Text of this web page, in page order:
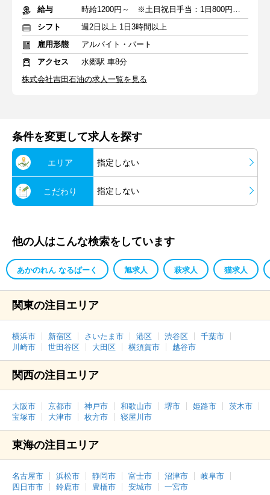
給与
時給1200円～ ※土日祝日手当：1日800円支給
シフト
週2日以上 1日3時間以上
雇用形態
アルバイト・パート
アクセス
水郷駅 車8分
株式会社吉田石油の求人一覧を見る
条件を変更して求人を探す
エリア 指定しない
こだわり 指定しない
他の人はこんな検索をしています
あかのれん なるぱーく 旭求人 萩求人 猫求人
関東の注目エリア
横浜市 新宿区 さいたま市 港区 渋谷区
千葉市
川崎市
世田谷区 大田区 横須賀市 越谷市
関西の注目エリア
大阪市 京都市 神戸市 和歌山市 堺市 姫路市
茨木市
宝塚市
大津市 枚方市 寝屋川市
東海の注目エリア
名古屋市 浜松市 静岡市 富士市 沼津市
岐阜市
四日市市
鈴鹿市 豊橋市 安城市 一宮市